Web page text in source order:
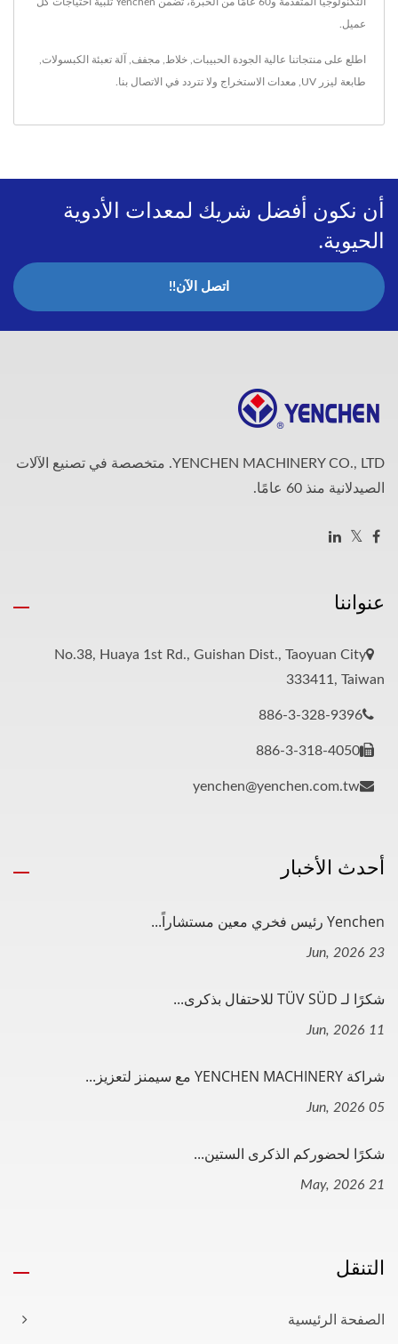
عميل.
اطلع على منتجاتنا عالية الجودة الحبيبات خلاط مجفف آلة تعبئة الكبسولات
طابعة ليزر UV معدات الاستخراج ولا تتردد في الاتصال بنا
أن نكون أفضل شريك لمعدات الأدوية
الحيوية.
اتصل الآن!!
YENCHEN MACHINERY CO., LTD. متخصصة في تصنيع الآلات
الصيدلانية منذ 60 عامًا.
عنواننا
No.38, Huaya 1st Rd., Guishan Dist., Taoyuan City
333411, Taiwan
886-3-328-9396
886-3-318-4050
yenchen@yenchen.com.tw
أحدث الأخبار
Yenchen رئيس فخري معين مستشاراً...
23 Jun, 2026
شكرًا لـ TÜV SÜD للاحتفال بذكرى...
11 Jun, 2026
شراكة YENCHEN MACHINERY مع سيمنز لتعزيز...
05 Jun, 2026
شكرًا لحضوركم الذكرى الستين...
21 May, 2026
التنقل
الصفحة الرئيسية